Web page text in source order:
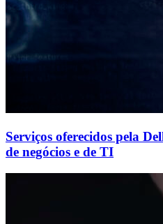
Serviços oferecidos pela
de negócios e de TI